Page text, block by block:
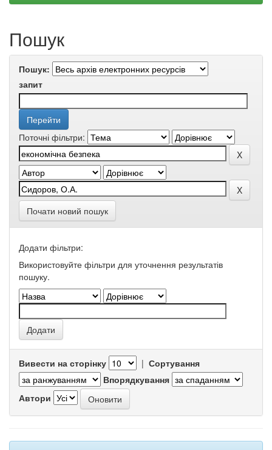
Пошук
Пошук:
запит
Поточні фільтри:
Почати новий пошук
Додати фільтри:
Використовуйте фільтри для уточнення результатів
пошуку.
Вивести на сторінку | Сортування
Впорядкування
Автори